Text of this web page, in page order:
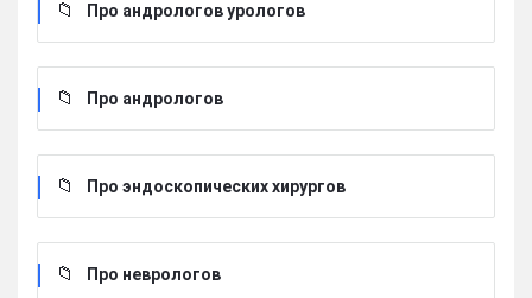
Про андрологов урологов
Про андрологов
Про эндоскопических хирургов
Про неврологов